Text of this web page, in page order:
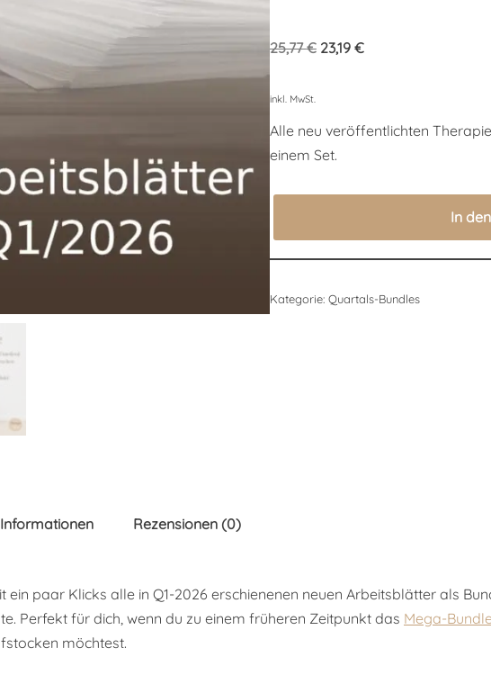
25,77€ 23,19 €
inkl. MwSt.
Alle neu veröffentlichten
einem Set.
In
Kategorie: Quartals-Bundles
Rezensionen (0)
paar Klicks alle in Q1-2026 erschienenen neuen Arbeitsblätter als
Perfekt für dich, wenn du zu einem früheren Zeitpunkt das Mega-
möchtest.